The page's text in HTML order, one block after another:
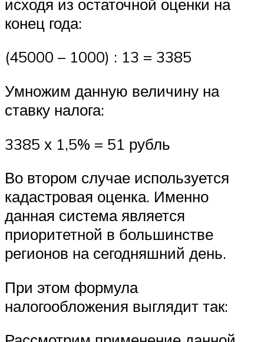
исходя из остаточной оценки на
конец года:
(45000 – 1000) : 13 = 3385
Умножим данную величину на
ставку налога:
3385 х 1,5% = 51 рубль
Во втором случае используется
кадастровая оценка. Именно
данная система является
приоритетной в большинстве
регионов на сегодняшний день.
При этом формула
налогообложения выглядит так: